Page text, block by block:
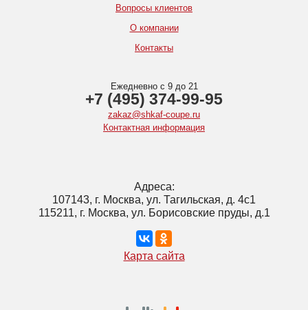
Вопросы клиентов
О компании
Контакты
Ежедневно с 9 до 21
+7 (495) 374-99-95
zakaz@shkaf-coupe.ru
Контактная информация
Адреса:
107143, г. Москва, ул. Тагильская, д. 4с1
115211, г. Москва, ул. Борисовские пруды, д.1
Карта сайта